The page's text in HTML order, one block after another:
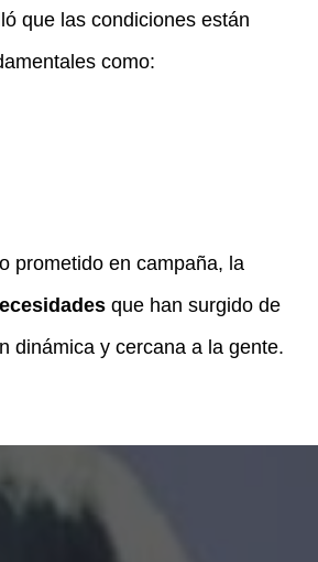
que las condiciones están
como:
prometido en campaña, la
que han surgido de
dinámica y cercana a la gente.